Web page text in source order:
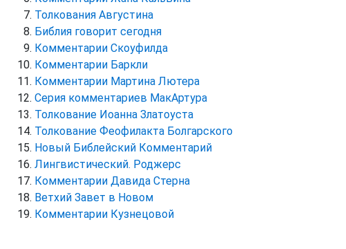
Толкования Августина
Библия говорит сегодня
Комментарии Скоуфилда
Комментарии Баркли
Комментарии Мартина Лютера
Серия комментариев МакАртура
Толкование Иоанна Златоуста
Толкование Феофилакта Болгарского
Новый Библейский Комментарий
Лингвистический. Роджерс
Комментарии Давида Стерна
Ветхий Завет в Новом
Комментарии Кузнецовой